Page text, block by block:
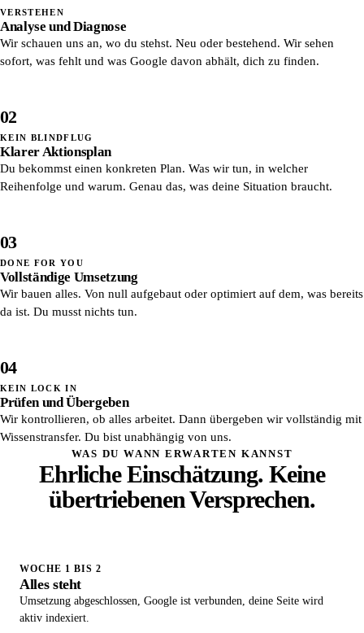
VERSTEHEN
Analyse und Diagnose
Wir schauen uns an, wo du stehst. Neu oder bestehend. Wir sehen
sofort, was fehlt und was Google davon abhält, dich zu finden.
02
KEIN BLINDFLUG
Klarer Aktionsplan
Du bekommst einen konkreten Plan. Was wir tun, in welcher
Reihenfolge und warum. Genau das, was deine Situation braucht.
03
DONE FOR YOU
Vollständige Umsetzung
Wir bauen alles. Von null aufgebaut oder optimiert auf dem, was bereits
da ist. Du musst nichts tun.
04
KEIN LOCK IN
Prüfen und Übergeben
Wir kontrollieren, ob alles arbeitet. Dann übergeben wir vollständig mit
Wissenstransfer. Du bist unabhängig von uns.
WAS DU WANN ERWARTEN KANNST
Ehrliche Einschätzung. Keine
übertriebenen Versprechen.
WOCHE 1 BIS 2
Alles steht
Umsetzung abgeschlossen, Google ist verbunden, deine Seite wird
aktiv indexiert.